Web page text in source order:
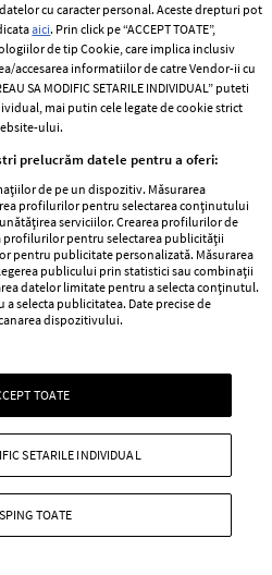
și-a făcut cont
de ce a luat
cont pe OnlyFans, unde
o perspectivă mai personală
cu caracter personal. Aceste drepturi pot
aici. Prin click pe “ACCEPT TOATE”,
de tip Cookie, care implica inclusiv
accesarea informatiilor de catre Vendor-ii cu
SA MODIFIC SETARILE INDIVIDUAL” puteti
mai putin cele legate de cookie strict
ului.
prelucrăm datele pentru a oferi:
de pe un dispozitiv. Măsurarea
profilurilor pentru selectarea conținutului
serviciilor. Crearea profilurilor de
pentru selectarea publicității
pentru publicitate personalizată. Măsurarea
publicului prin statistici sau combinații
datelor limitate pentru a selecta conținutul.
selecta publicitatea. Date precise de
dispozitivului.
TOATE
TOATE
SETARILE INDIVIDUAL